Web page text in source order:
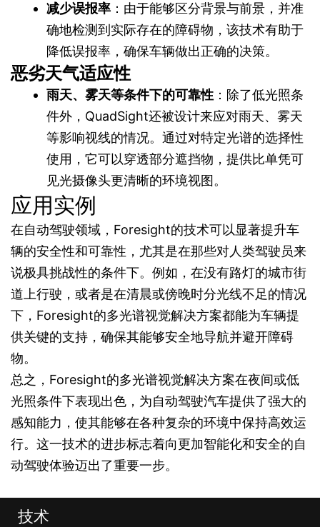
减少误报率 ：由于能够区分背景与前景，并准
确地检测到实际存在的障碍物，该技术有助于
降低误报率，确保车辆做出正确的决策。
恶劣天气适应性
雨天、雾天等条件下的可靠性 ：除了低光照条
件外，QuadSight还被设计来应对雨天、雾天
等影响视线的情况。通过对特定光谱的选择性
使用，它可以穿透部分遮挡物，提供比单凭可
见光摄像头更清晰的环境视图。
应用实例
在自动驾驶领域，Foresight的技术可以显著提升车
辆的安全性和可靠性，尤其是在那些对人类驾驶员来
说极具挑战性的条件下。例如，在没有路灯的城市街
道上行驶，或者是在清晨或傍晚时分光线不足的情况
下，Foresight的多光谱视觉解决方案都能为车辆提
供关键的支持，确保其能够安全地导航并避开障碍
物。
总之，Foresight的多光谱视觉解决方案在夜间或低
光照条件下表现出色，为自动驾驶汽车提供了强大的
感知能力，使其能够在各种复杂的环境中保持高效运
行。这一技术的进步标志着向更加智能化和安全的自
动驾驶体验迈出了重要一步。
技术